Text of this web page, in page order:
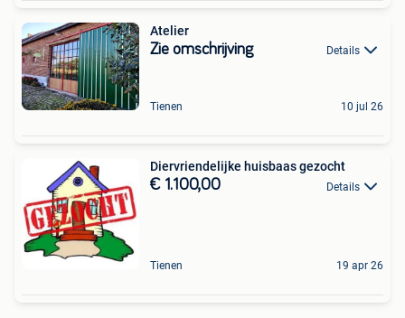
Atelier
Zie omschrijving Details
Tienen 10 jul 26
Diervriendelijke huisbaas gezocht
€ 1.100,00 Details
Tienen 19 apr 26